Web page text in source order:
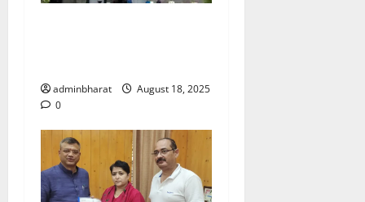
adminbharat
August 18, 2025
0